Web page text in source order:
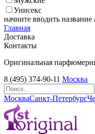
Унисекс
начните вводить
Главная
Доставка
Контакты
Оригинальная
8 (495) 374-90-11 Москва
МоскваСанкт-Петербург